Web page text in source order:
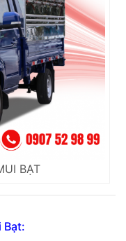
BẠT
Bạt: